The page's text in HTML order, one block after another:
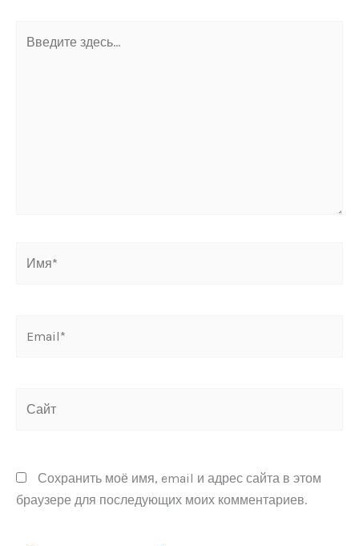
здесь...
Сохранить моё имя, email и адрес сайта в этом
браузере для последующих моих комментариев.